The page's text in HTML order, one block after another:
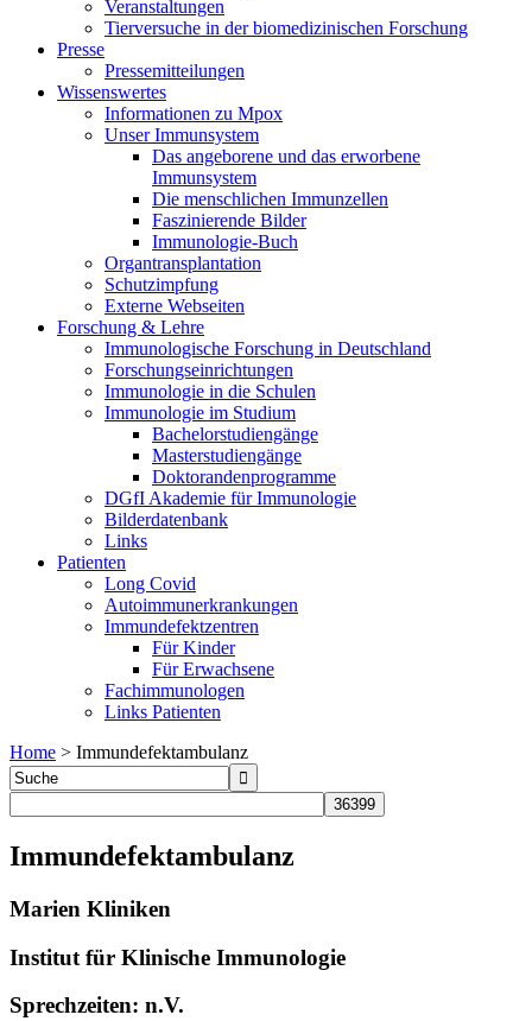
Veranstaltungen
Tierversuche in der biomedizinischen Forschung
Presse
Pressemitteilungen
Wissenswertes
Informationen zu Mpox
Unser Immunsystem
Das angeborene und das erworbene
Immunsystem
Die menschlichen Immunzellen
Faszinierende Bilder
Immunologie-Buch
Organtransplantation
Schutzimpfung
Externe Webseiten
Forschung & Lehre
Immunologische Forschung in Deutschland
Forschungseinrichtungen
Immunologie in die Schulen
Immunologie im Studium
Bachelorstudiengänge
Masterstudiengänge
Doktorandenprogramme
DGfI Akademie für Immunologie
Bilderdatenbank
Links
Patienten
Long Covid
Autoimmunerkrankungen
Immundefektzentren
Für Kinder
Für Erwachsene
Fachimmunologen
Links Patienten
Home > Immundefektambulanz
Immundefektambulanz
Marien Kliniken
Institut für Klinische Immunologie
Sprechzeiten: n.V.